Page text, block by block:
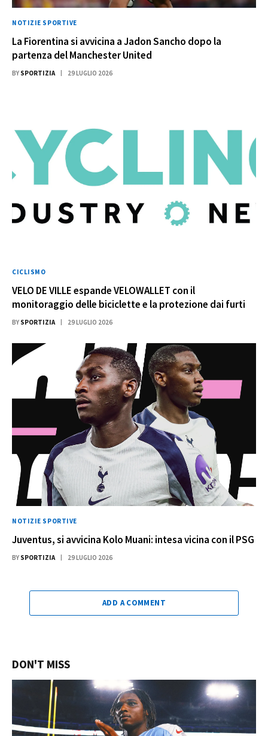
NOTIZIE SPORTIVE
La Fiorentina si avvicina a Jadon Sancho dopo la
partenza del Manchester United
BY SPORTIZIA 29 LUGLIO 2026
CICLISMO
VELO DE VILLE espande VELOWALLET con il
monitoraggio delle biciclette e la protezione dai furti
BY SPORTIZIA 29 LUGLIO 2026
NOTIZIE SPORTIVE
Juventus, si avvicina Kolo Muani: intesa vicina con il PSG
BY SPORTIZIA 29 LUGLIO 2026
ADD A COMMENT
DON'T MISS